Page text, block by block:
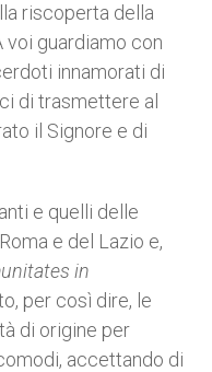
riscoperta della
voi guardiamo con
innamorati di
di trasmettere al
il Signore e di
e quelli delle
e del Lazio e,
in
per così dire, le
di origine per
accettando di